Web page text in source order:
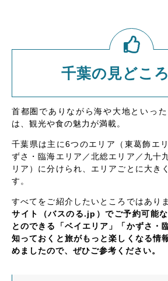
千葉の見どこ
首都圏でありながら海や大地といっ
は、観光や食の魅力が満載。
千葉県は主に6つのエリア（東葛飾エ
ずさ・臨海エリア／北総エリア／九十
リア）に分けられ、エリアごとに大き
す。
すべてをご紹介したいところではあり
サイト（バスのる.jp）でご予約可能
とのできる「ベイエリア」「かずさ・
知っておくと旅がもっと楽しくなる情
めましたので、ぜひご参考ください。